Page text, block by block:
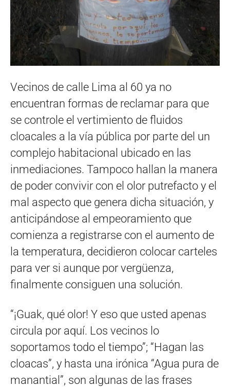
Vecinos de calle Lima al 60 ya no
encuentran formas de reclamar para que
se controle el vertimiento de fluidos
cloacales a la vía pública por parte del un
complejo habitacional ubicado en las
inmediaciones. Tampoco hallan la manera
de poder convivir con el olor putrefacto y el
mal aspecto que genera dicha situación, y
anticipándose al empeoramiento que
comienza a registrarse con el aumento de
la temperatura, decidieron colocar carteles
para ver si aunque por vergüenza,
finalmente consiguen una solución.
“¡Guak, qué olor! Y eso que usted apenas
circula por aquí. Los vecinos lo
soportamos todo el tiempo”; “Hagan las
cloacas”, y hasta una irónica “Agua pura de
manantial”, son algunas de las frases